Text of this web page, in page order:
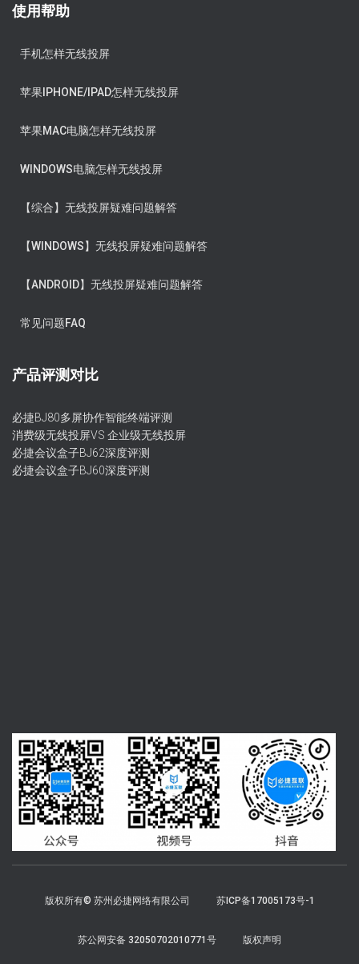
使用帮助
手机怎样无线投屏
苹果IPHONE/IPAD怎样无线投屏
苹果MAC电脑怎样无线投屏
WINDOWS电脑怎样无线投屏
【综合】无线投屏疑难问题解答
【WINDOWS】无线投屏疑难问题解答
【ANDROID】无线投屏疑难问题解答
常见问题FAQ
产品评测对比
必捷BJ80多屏协作智能终端评测
消费级无线投屏VS 企业级无线投屏
必捷会议盒子BJ62深度评测
必捷会议盒子BJ60深度评测
版权所有© 苏州必捷网络有限公司 苏ICP备17005173号-1
苏公网安备 32050702010771号 版权声明